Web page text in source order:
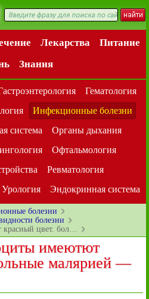
Лекарства
Питание
Знания
Гематология
Инфекционные болезни
система
Органы дыхания
Офтальмология
Ревматология
Урология Эндокринная система
болезни
болезни
красный цвет. бол…
имеютют
малярией —